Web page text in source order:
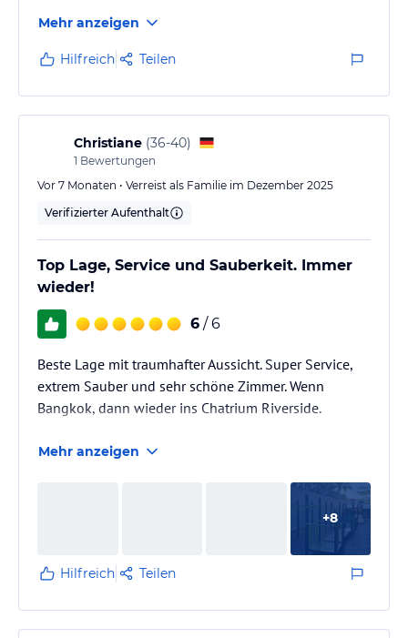
Mehr anzeigen
Hilfreich Teilen
Christiane (36-40)
1 Bewertungen
Vor 7 Monaten • Verreist als Familie im Dezember 2025
Verifizierter Aufenthalt
Top Lage, Service und Sauberkeit. Immer
wieder!
6 / 6
Beste Lage mit traumhafter Aussicht. Super Service,
extrem Sauber und sehr schöne Zimmer. Wenn
Bangkok, dann wieder ins Chatrium Riverside.
Mehr anzeigen
+8
Hilfreich Teilen